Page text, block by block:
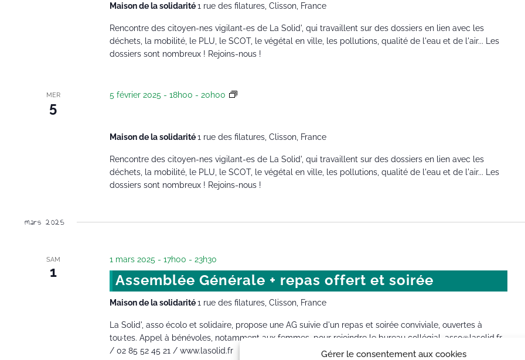
Gérer le consentement aux cookies
Maison de la solidarité1 rue des filatures, Clisson, France
Rencontre des citoyen-nes vigilant-es de La Solid', qui travaillent sur des dossiers en lien avec les
déchets, la mobilité, le PLU, le SCOT, le végétal en ville, les pollutions, qualité de l'eau et de l'air... Les
dossiers sont nombreux ! Rejoins-nous !
MER
5
5 février 2025 - 18h00 -20h00
Maison de la solidarité1 rue des filatures, Clisson, France
Rencontre des citoyen-nes vigilant-es de La Solid', qui travaillent sur des dossiers en lien avec les
déchets, la mobilité, le PLU, le SCOT, le végétal en ville, les pollutions, qualité de l'eau et de l'air... Les
dossiers sont nombreux ! Rejoins-nous !
mars 2025
SAM
1
1 mars 2025 - 17h00 -23h30
Assemblée Générale + repas offert et soirée
Maison de la solidarité1 rue des filatures, Clisson, France
La Solid', asso écolo et solidaire, propose une AG suivie d'un repas et soirée conviviale, ouvertes à
tou·tes. Appel à bénévoles, notamment aux femmes, pour rejoindre le bureau collégial. asso@lasolid.fr
/ 02 85 52 45 21 / www.lasolid.fr